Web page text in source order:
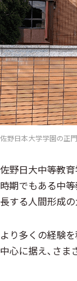
佐野日本大学学園の正
佐野日大中等教育
時期でもある中
長する人間形成の
より多くの経験
中心に据え、さま